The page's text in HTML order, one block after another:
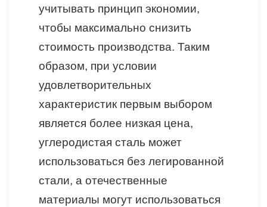
учитывать принцип экономии,
чтобы максимально снизить
стоимость производства. Таким
образом, при условии
удовлетворительных
характеристик первым выбором
является более низкая цена,
углеродистая сталь может
использоваться без легированной
стали, а отечественные
материалы могут использоваться